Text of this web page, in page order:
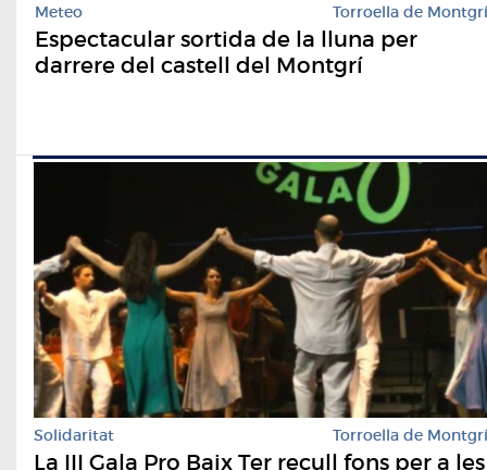
Meteo Torroella de Montgrí
Espectacular sortida de la lluna per
darrere del castell del Montgrí
Solidaritat Torroella de Montgrí
La III Gala Pro Baix Ter recull fons per a les